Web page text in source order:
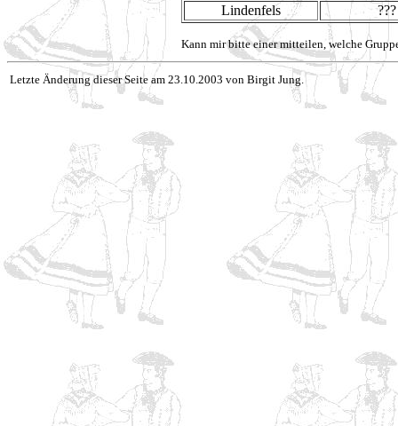
Lindenfels ???
Kann mir bitte einer mitteilen, welche
Letzte Änderung dieser Seite am 23.10.2003 von Birgit Jung.